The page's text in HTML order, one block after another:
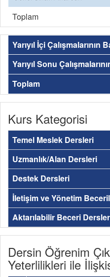
Toplam
Yarıyıl İçi Çalışmalarının
Yarıyıl Sonu
Toplam
Kurs Kategorisi
Temel Meslek Dersleri
Uzmanlık/Alan Dersleri
Destek Dersleri
İletişim ve Yönetim
Aktarılabilir Beceri
Dersin Öğrenim
Yeterlilikleri ile